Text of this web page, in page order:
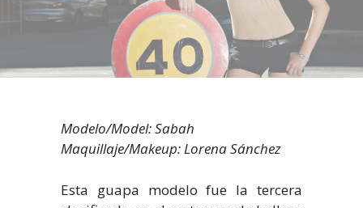
Modelo/Model: Sabah
Maquillaje/Makeup: Lorena Sánchez
Esta guapa modelo fue la tercera